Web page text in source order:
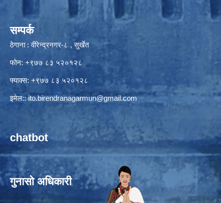
सम्पर्क
ठेगाना : वीरेन्द्रनगर-८ , सुर्खेत
फोन: +९७७ ८३ ५२०१२८
फ्याक्स: +९७७ ८३ ५२०१२८
इमेल::ito.birendranagarmun@gmail.com
chatbot
गुनासो अधिकारी